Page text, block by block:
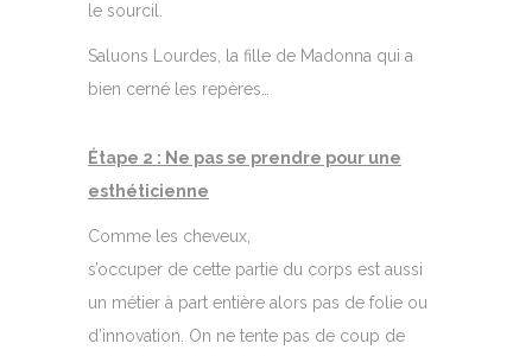
le sourcil.
Saluons Lourdes, la fille de Madonna qui a
bien cerné les repères…
Étape 2 : Ne pas se prendre pour une
esthéticienne
Comme les cheveux,
s’occuper de cette partie du corps est aussi
un métier à part entière alors pas de folie ou
d’innovation. On ne tente pas de coup de